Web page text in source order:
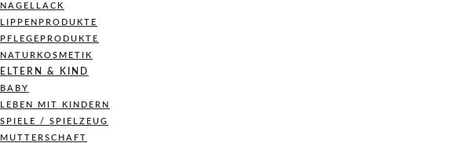
NAGELLACK
LIPPENPRODUKTE
PFLEGEPRODUKTE
NATURKOSMETIK
ELTERN & KIND
BABY
LEBEN MIT KINDERN
SPIELE / SPIELZEUG
MUTTERSCHAFT